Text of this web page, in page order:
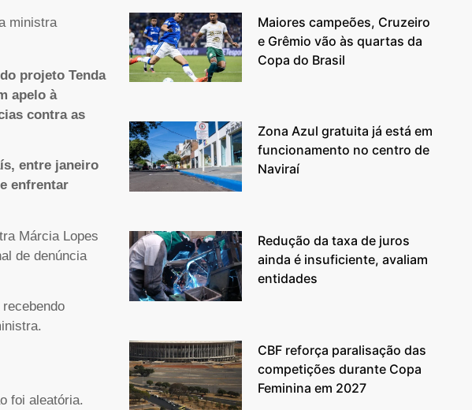
ministra
projeto Tenda
apelo à
contra as
entre janeiro
enfrentar
Márcia Lopes
de denúncia
foi aleatória.
Maiores campeões, Cruzeiro
e Grêmio vão às quartas da
Copa do Brasil
Zona Azul gratuita já está em
funcionamento no centro de
Naviraí
Redução da taxa de juros
ainda é insuficiente, avaliam
entidades
CBF reforça paralisação das
competições durante Copa
Feminina em 2027